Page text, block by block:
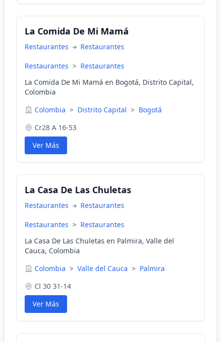
La Comida De Mi Mamá
Restaurantes Restaurantes
Restaurantes > Restaurantes
La Comida De Mi Mamá en Bogotá, Distrito Capital,
Colombia
Colombia > Distrito Capital > Bogotá
Cr28 A 16-53
Ver Más
La Casa De Las Chuletas
Restaurantes Restaurantes
Restaurantes > Restaurantes
La Casa De Las Chuletas en Palmira, Valle del
Cauca, Colombia
Colombia > Valle del Cauca > Palmira
Cl 30 31-14
Ver Más